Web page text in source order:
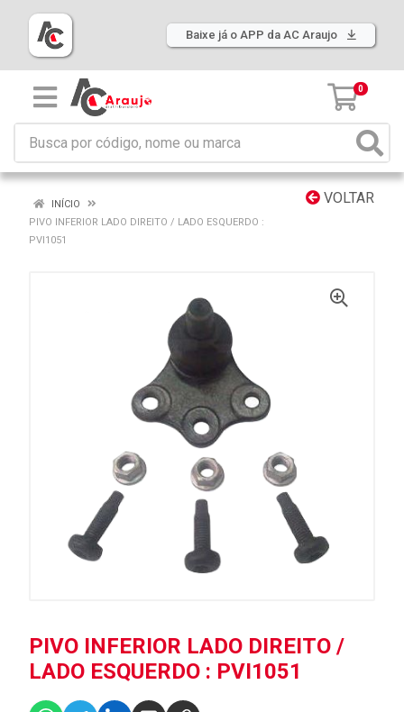
Baixe já o APP da AC Araujo
0
VOLTAR
INÍCIO
PIVO INFERIOR LADO DIREITO / LADO ESQUERDO :
PVI1051
PIVO INFERIOR LADO DIREITO /
LADO ESQUERDO : PVI1051